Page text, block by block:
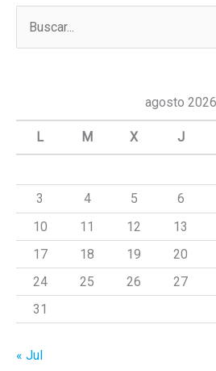
a
agosto 2026
L M X J
3
4 5 6
10
11 12 13
17
18 19 20
24
25 26 27
31
« Jul